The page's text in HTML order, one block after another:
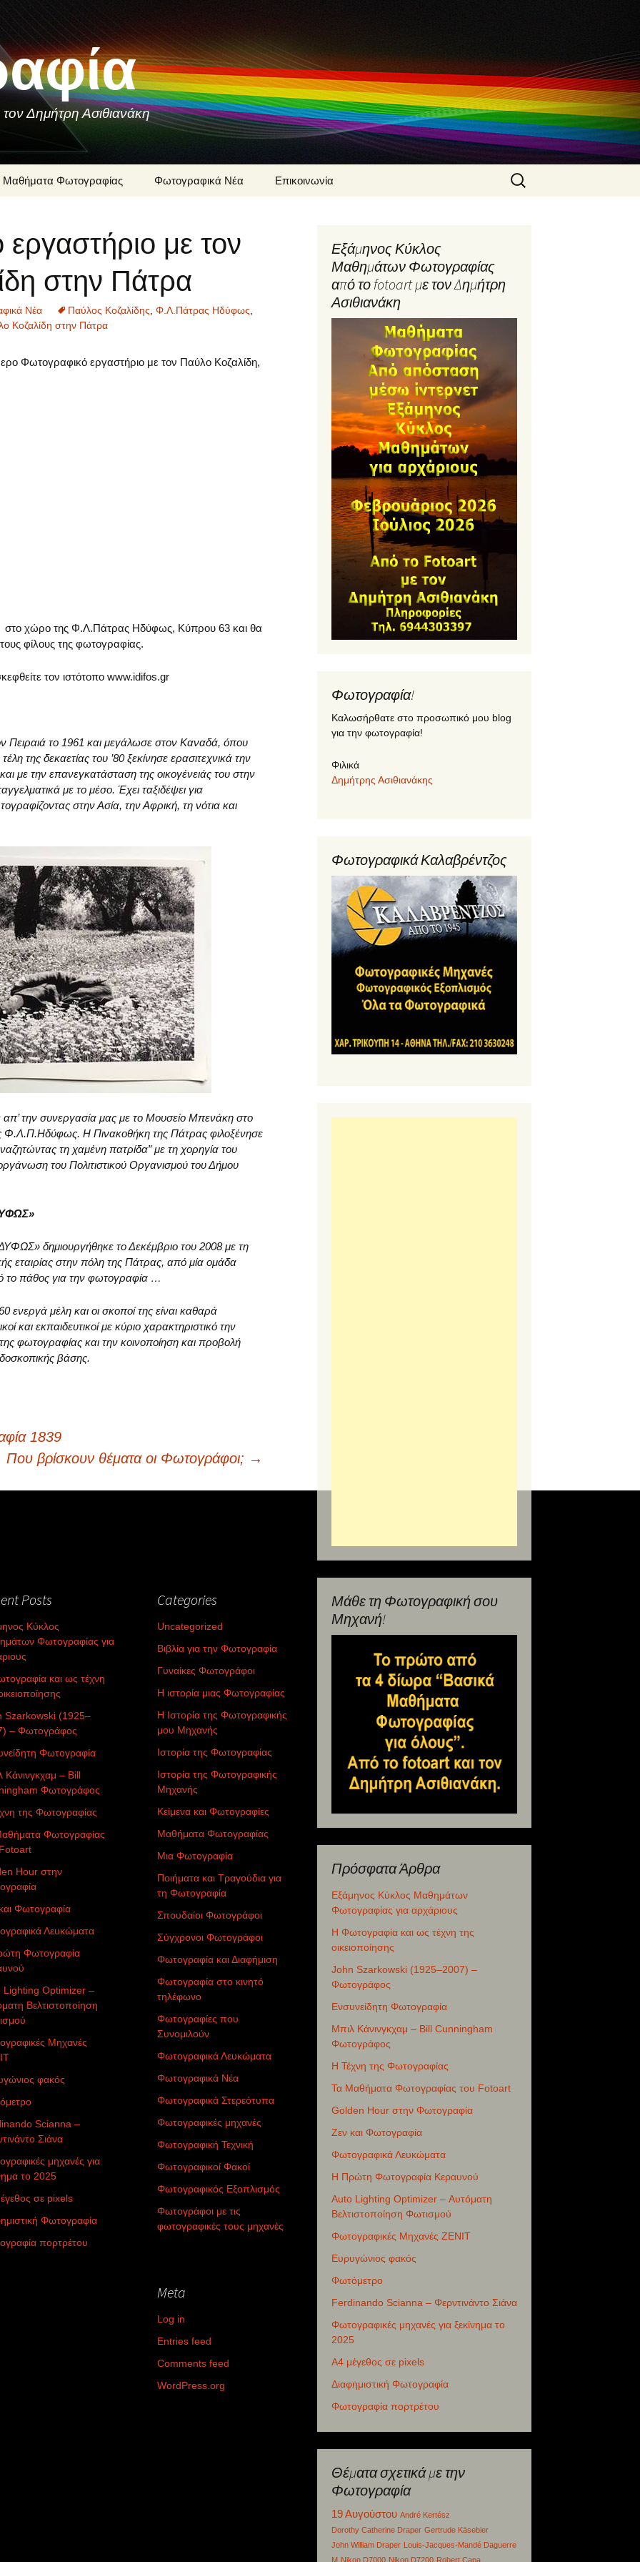
Δημήτρη Ασιθιανάκη
Μαθήματα Φωτογραφίας
Φωτογραφίες που
Φωτογραφική Τεχνική
Σπουδαίοι Φωτογράφοι
Σύγχρονοι Φωτογράφοι
Φωτογραφικά Νέα Επικοινωνία
Φωτογραφίας από τον
Δημήτρη Ασιθιανάκη
Φωτογραφικές
υπηρεσίες από τον
Δημήτρη Ασιθιανάκη
Search
for:
με τον
στην Πάτρα
Νέα Παύλος Κοζαλίδης Φ.Λ.Πάτρας Ηδύφως
Κοζαλίδη στην Πάτρα
Φωτογραφικό εργαστήριο με τον Παύλο Κοζαλίδη,
στο χώρο της Φ.Λ.Πάτρας Ηδύφως, Κύπρου 63 και θα
φίλους της φωτογραφίας.
τον ιστότοπο www.idifos.gr
Πειραιά το 1961 και μεγάλωσε στον Καναδά, όπου
της δεκαετίας του ’80 ξεκίνησε ερασιτεχνικά την
με την επανεγκατάσταση της οικογένειάς του στην
με το μέσο. Έχει ταξιδέψει για
στην Ασία, την Αφρική, τη νότια και
την συνεργασία μας με το Μουσείο Μπενάκη στο
Φ.Λ.Π.Ηδύφως. Η Πινακοθήκη της Πάτρας φιλοξένησε
τη χαμένη πατρίδα” με τη χορηγία του
του Πολιτιστικού Οργανισμού του Δήμου
δημιουργήθηκε το Δεκέμβριο του 2008 με τη
εταιρίας στην πόλη της Πάτρας, από μία ομάδα
το πάθος για την φωτογραφία …
μέλη και οι σκοποί της είναι καθαρά
και εκπαιδευτικοί με κύριο χαρακτηριστικό την
φωτογραφίας και την κοινοποίηση και προβολή
βάσης.
1839
Που βρίσκουν θέματα οι Φωτογράφοι; →
Εξάμηνος Κύκλος
Μαθημάτων Φωτογραφίας
από το fotoart με τον Δημήτρη
Ασιθιανάκη
Φωτογραφία!
Καλωσήρθατε στο προσωπικό μου blog
για την φωτογραφία!
Φιλικά
Δημήτρης Ασιθιανάκης
Φωτογραφικά Καλαβρέντζος
Μάθε τη Φωτογραφική σου
Μηχανή!
Πρόσφατα Άρθρα
Εξάμηνος Κύκλος Μαθημάτων
Φωτογραφίας για αρχάριους
Η Φωτογραφία και ως τέχνη της
οικειοποίησης
John Szarkowski (1925–2007) –
Φωτογράφος
Ενσυνείδητη Φωτογραφία
Μπιλ Κάνινγκχαμ – Bill Cunningham
Φωτογράφος
Η Τέχνη της Φωτογραφίας
Τα Μαθήματα Φωτογραφίας του Fotoart
Golden Hour στην Φωτογραφία
Ζεν και Φωτογραφία
Φωτογραφικά Λευκώματα
Η Πρώτη Φωτογραφία Κεραυνού
Auto Lighting Optimizer – Αυτόματη
Βελτιστοποίηση Φωτισμού
Φωτογραφικές Μηχανές ZENIT
Ευρυγώνιος φακός
Φωτόμετρο
Ferdinando Scianna – Φερντινάντο Σιάνα
Φωτογραφικές μηχανές για ξεκίνημα το
2025
Α4 μέγεθος σε pixels
Διαφημιστική Φωτογραφία
Φωτογραφία πορτρέτου
Θέματα σχετικά με την
Φωτογραφία
19 Αυγούστου André Kertész
Dorothy Catherine Draper Gertrude Käsebier
John William Draper Louis-Jacques-Mandé Daguerre
M Nikon D7000 Nikon D7200 Robert Capa
Posts
Κύκλος
Φωτογραφίας για
και ως τέχνη
Szarkowski (1925–
– Φωτογράφος
Φωτογραφία
Κάνινγκχαμ – Bill
Φωτογράφος
της Φωτογραφίας
Φωτογραφίας
Hour στην
Φωτογραφία
Λευκώματα
Φωτογραφία
Lighting Optimizer –
Βελτιστοποίηση
Μηχανές
φακός
Scianna –
Σιάνα
μηχανές για
το 2025
σε pixels
Φωτογραφία
πορτρέτου
Categories
Uncategorized
Βιβλία για την Φωτογραφία
Γυναίκες Φωτογράφοι
Η ιστορία μιας Φωτογραφίας
Η Ιστορία της Φωτογραφικής
μου Μηχανής
Ιστορία της Φωτογραφίας
Ιστορία της Φωτογραφικής
Μηχανής
Κείμενα και Φωτογραφίες
Μαθήματα Φωτογραφίας
Μια Φωτογραφία
Ποιήματα και Τραγούδια για
τη Φωτογραφία
Σπουδαίοι Φωτογράφοι
Σύγχρονοι Φωτογράφοι
Φωτογραφία και Διαφήμιση
Φωτογραφία στο κινητό
τηλέφωνο
Φωτογραφίες που
Συνομιλούν
Φωτογραφικά Λευκώματα
Φωτογραφικά Νέα
Φωτογραφικά Στερεότυπα
Φωτογραφικές μηχανές
Φωτογραφική Τεχνική
Φωτογραφικοί Φακοί
Φωτογραφικός Εξοπλισμός
Φωτογράφοι με τις
φωτογραφικές τους μηχανές
Meta
Log in
Entries feed
Comments feed
WordPress.org